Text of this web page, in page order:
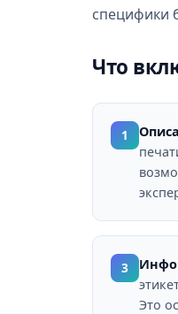
специфики
Что
1
3
Это